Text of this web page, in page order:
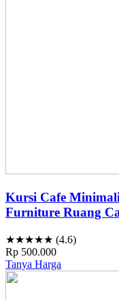
Kursi Cafe
Furniture Ruang
★★★★★ (4.6)
Rp 500.000
Tanya Harga